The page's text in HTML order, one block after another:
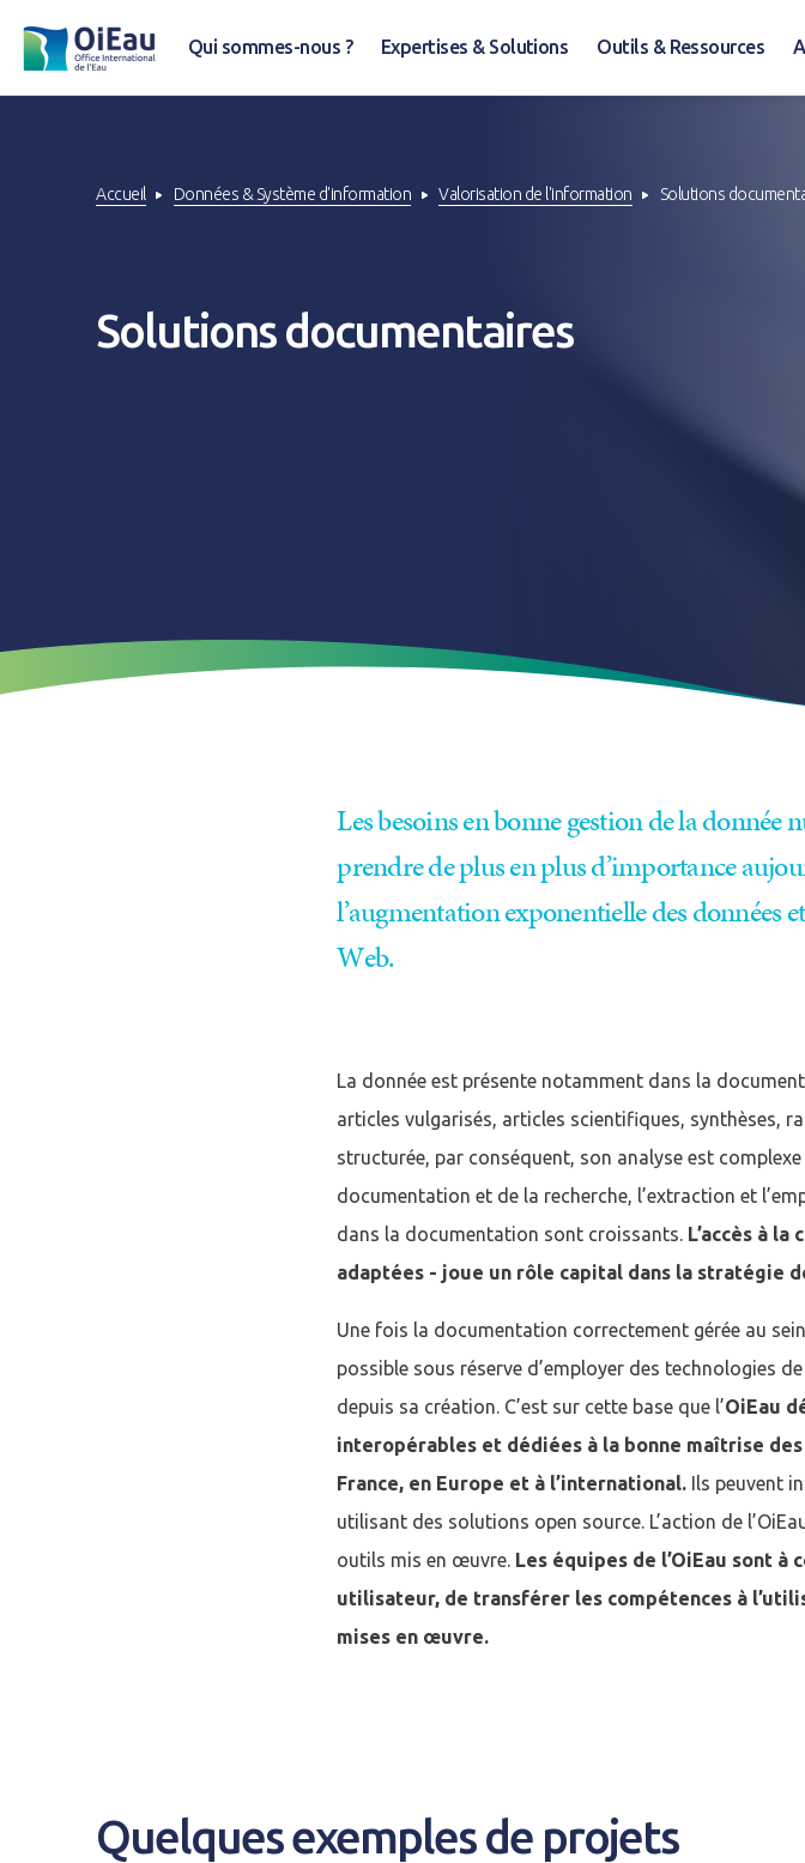
Qui sommes-nous ? Expertises & Solutions Outils & Ressources
Accueil Données & Système d'information Valorisation de l'information Solutions
Solutions documentaires
Les besoins en bonne gestion de la
prendre de plus en plus d’importance
l’augmentation exponentielle des données
Web.
La donnée est présente notamment dans la
articles vulgarisés, articles scientifiques, synthèses,
structurée, par conséquent, son analyse est
documentation et de la recherche, l’extraction et
dans la documentation sont croissants. L’accès à
adaptées - joue un rôle capital dans la stratégie
Une fois la documentation correctement gérée au
possible sous réserve d’employer des technologies
depuis sa création. C’est sur cette base que l’OiEau
interopérables et dédiées à la bonne maîtrise
France, en Europe et à l’international. Ils peuvent
utilisant des solutions open source. L’action de
outils mis en œuvre. Les équipes de l’OiEau sont
utilisateur, de transférer les compétences à
mises en œuvre.
Quelques exemples de projets
Se connecter
J'ai déjà un compte
Adresse email *
Rester connecté(e) Mot de passe oublié ?